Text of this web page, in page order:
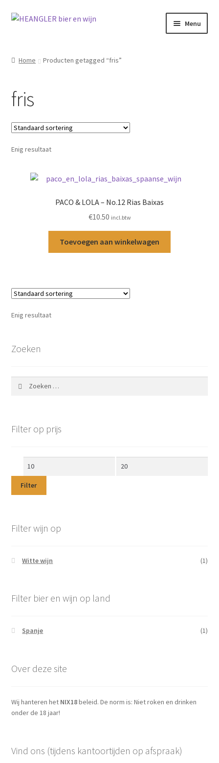
Ga
Ga
Menu
Home Producten getagged “fris”
fris
Enig resultaat
PACO & LOLA – No.12 Rias Baixas
€10.50 incl.btw
Toevoegen aan winkelwagen
Enig resultaat
Zoeken
Filter op prijs
Min.
Max.
Filter
Filter wijn op
Witte wijn (1)
Filter bier en wijn op land
Spanje (1)
Over deze site
Wij hanteren het NIX18beleid. De norm is: Niet roken en drinken
onder de 18 jaar!
Vind ons (tijdens kantoortijden op afspraak)